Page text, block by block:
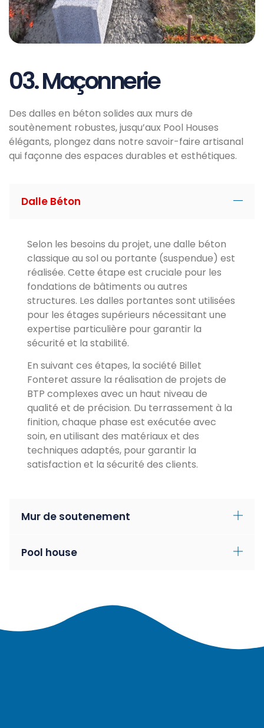
03. Maçonnerie
Des dalles en béton solides aux murs de
soutènement robustes, jusqu’aux Pool Houses
élégants, plongez dans notre savoir-faire artisanal
qui façonne des espaces durables et esthétiques.
Dalle Béton
Selon les besoins du projet, une dalle béton
classique au sol ou portante (suspendue) est
réalisée. Cette étape est cruciale pour les
fondations de bâtiments ou autres
structures. Les dalles portantes sont utilisées
pour les étages supérieurs nécessitant une
expertise particulière pour garantir la
sécurité et la stabilité.
En suivant ces étapes, la société Billet
Fonteret assure la réalisation de projets de
BTP complexes avec un haut niveau de
qualité et de précision. Du terrassement à la
finition, chaque phase est exécutée avec
soin, en utilisant des matériaux et des
techniques adaptés, pour garantir la
satisfaction et la sécurité des clients.
Mur de soutenement
Pool house